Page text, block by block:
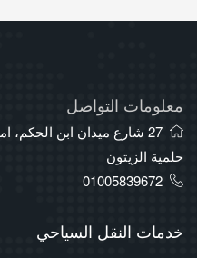
معلومات التواصل
27 شارع ميدان ابن الحكم،
حلمية الزيتون
01005839672
خدمات النقل السياحي